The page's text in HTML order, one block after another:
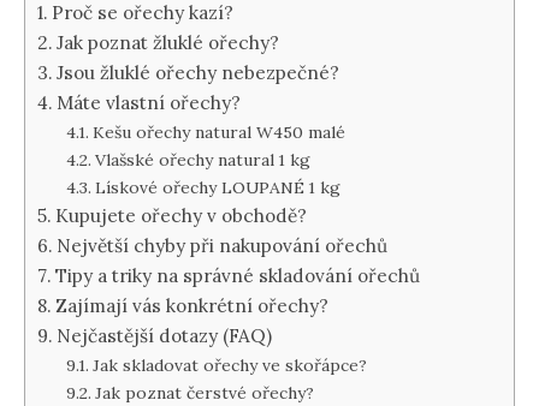
Proč se ořechy kazí?
Jak poznat žluklé ořechy?
Jsou žluklé ořechy nebezpečné?
Máte vlastní ořechy?
Kešu ořechy natural W450 malé
Vlašské ořechy natural 1 kg
Lískové ořechy LOUPANÉ 1 kg
Kupujete ořechy v obchodě?
Největší chyby při nakupování ořechů
Tipy a triky na správné skladování ořechů
Zajímají vás konkrétní ořechy?
Nejčastější dotazy (FAQ)
Jak skladovat ořechy ve skořápce?
Jak poznat čerstvé ořechy?